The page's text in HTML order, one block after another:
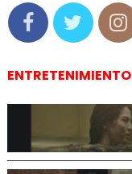
ENTRETENIMIENTO